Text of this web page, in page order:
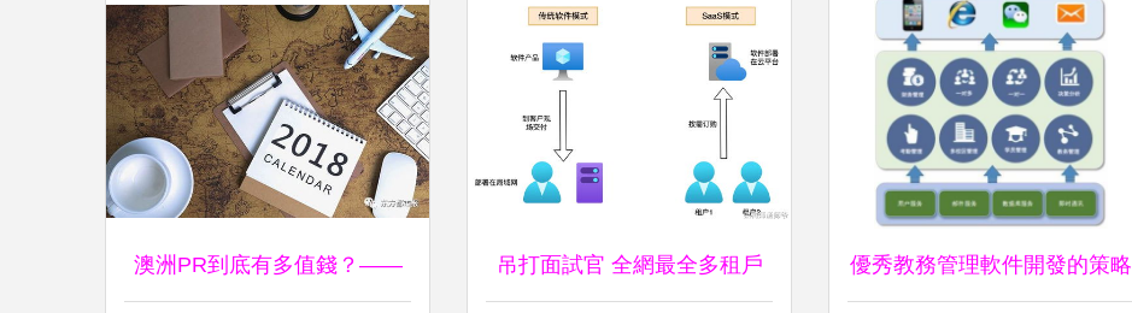
澳洲PR到底有多值錢？—— 吊打面試官 全網最全多租戶 優秀教務管理軟件開發的策略